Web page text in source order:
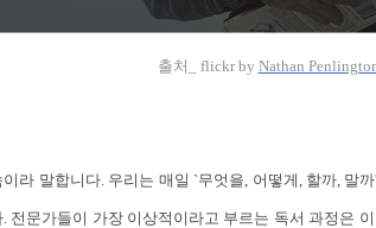
출처_ flickr by Nathan
라 말합니다. 우리는 매일 `무엇을, 어떻게, 할까, 말
전문가들이 가장 이상적이라고 부르는 독서 과정은